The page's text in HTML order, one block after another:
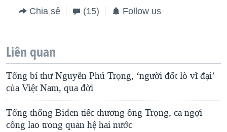
Chia sẻ (15) Follow us
Liên quan
Tổng bí thư Nguyễn Phú Trọng, ‘người đốt lò vĩ đại’
của Việt Nam, qua đời
Tổng thống Biden tiếc thương ông Trọng, ca ngợi
công lao trong quan hệ hai nước